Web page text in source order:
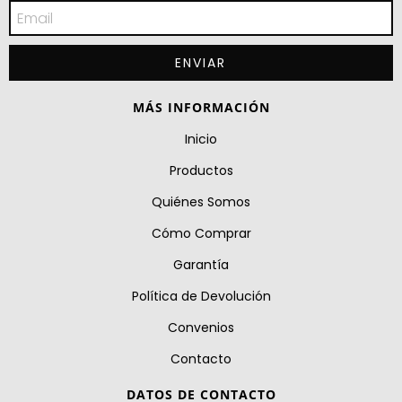
MÁS INFORMACIÓN
Inicio
Productos
Quiénes Somos
Cómo Comprar
Garantía
Política de Devolución
Convenios
Contacto
DATOS DE CONTACTO